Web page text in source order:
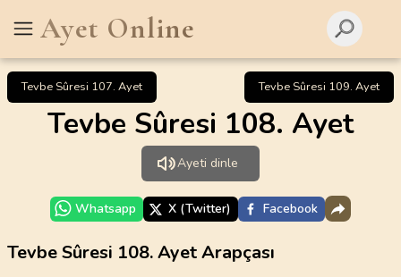
Ayet Online
Tevbe Sûresi 107. Ayet Tevbe Sûresi 109. Ayet
Tevbe Sûresi 108. Ayet
Ayeti dinle
Whatsapp X (Twitter) Facebook
Tevbe Sûresi 108. Ayet Arapçası